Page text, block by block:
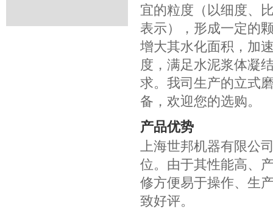
宜的粒度（以细度、
表示），形成一定的
增大其水化面积，加
度，满足水泥浆体凝
求。我司生产的立式
备，欢迎您的选购。
产品优势
上海世邦机器有限公
位。由于其性能高、
修方便易于操作、生
致好评。